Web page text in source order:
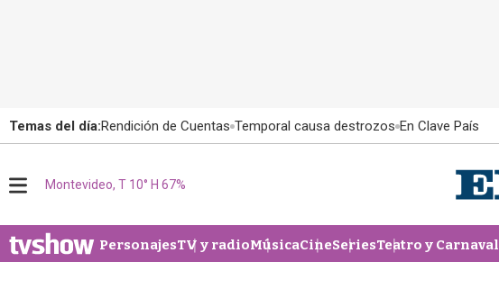
Temas del día:Rendición de Cuentas Temporal causa destrozos En Clave País
u
Montevideo, T 10° H 67%
PersonajesTV y radioMúsicaCineSeriesTeatro y Carnaval